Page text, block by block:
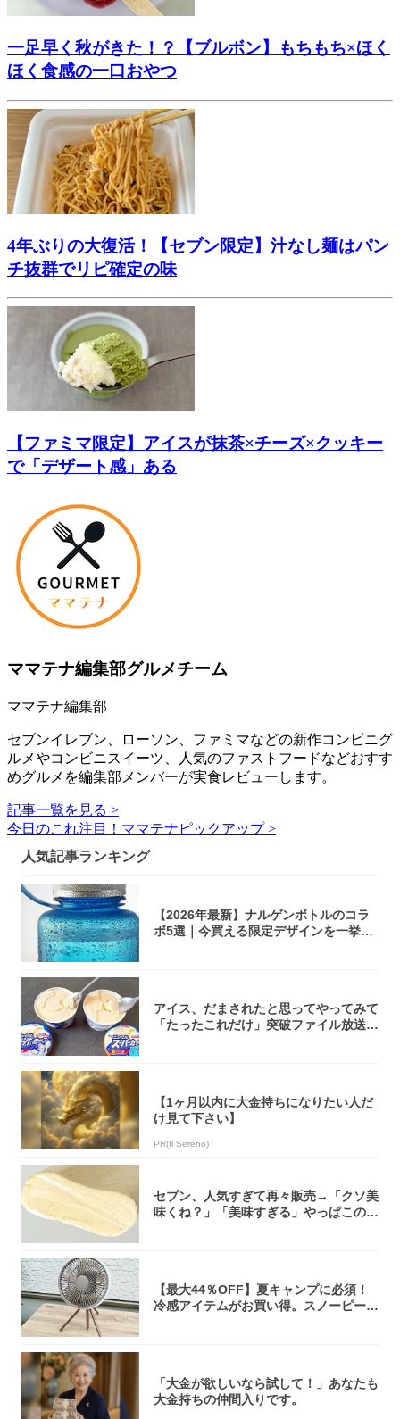
一足早く秋がきた！？【ブルボン】もちもち×ほく
ほく食感の一口おやつ
4年ぶりの大復活！【セブン限定】汁なし麺はパン
チ抜群でリピ確定の味
【ファミマ限定】アイスが抹茶×チーズ×クッキー
で「デザート感」ある
ママテナ編集部グルメチーム
ママテナ編集部
セブンイレブン、ローソン、ファミマなどの新作コンビニグ
ルメやコンビニスイーツ、人気のファストフードなどおすす
めグルメを編集部メンバーが実食レビューします。
記事一覧を見る >
今日のこれ注目！ママテナピックアップ >
人気記事ランキング
【2026年最新】ナルゲンボトルのコラ
ボ5選｜今買える限定デザインを一挙紹
アイス、だまされたと思ってやってみて
「たったこれだけ」突破ファイル放送で
【1ヶ月以内に大金持ちになりたい人だ
け見て下さい】
PR(Il Sereno)
セブン、人気すぎて再々販売→「クソ美
味くね？」「美味すぎる」やっぱこのク
【最大44％OFF】夏キャンプに必須！
冷感アイテムがお買い得。スノーピー
「大金が欲しいなら試して！」あなたも
大金持ちの仲間入りです。